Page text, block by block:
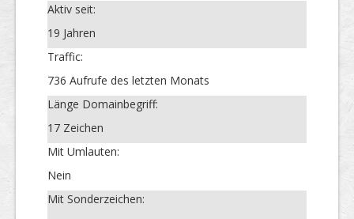
Aktiv seit:
19 Jahren
Traffic:
736 Aufrufe des letzten Monats
Länge Domainbegriff:
17 Zeichen
Mit Umlauten:
Nein
Mit Sonderzeichen: